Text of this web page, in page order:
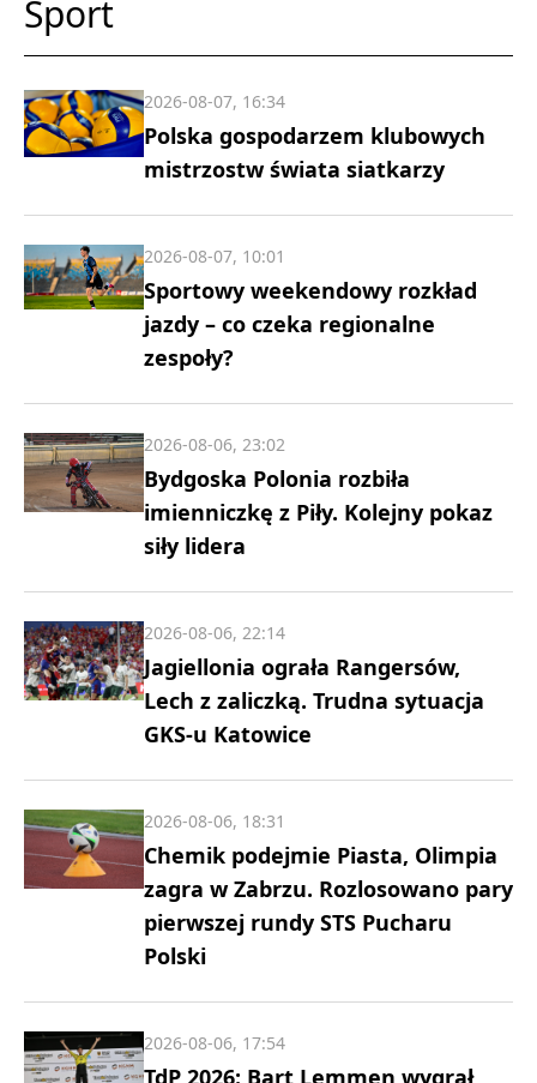
Sport
Polska gospodarzem klubowych
mistrzostw świata siatkarzy
2026-08-07, 16:34
Sportowy weekendowy rozkład
jazdy – co czeka regionalne
zespoły?
2026-08-07, 10:01
Bydgoska Polonia rozbiła
imienniczkę z Piły. Kolejny pokaz
siły lidera
2026-08-06, 23:02
Jagiellonia ograła Rangersów,
Lech z zaliczką. Trudna sytuacja
GKS-u Katowice
2026-08-06, 22:14
Chemik podejmie Piasta, Olimpia
zagra w Zabrzu. Rozlosowano pary
pierwszej rundy STS Pucharu
Polski
2026-08-06, 18:31
TdP 2026: Bart Lemmen wygrał
2026-08-06, 17:54